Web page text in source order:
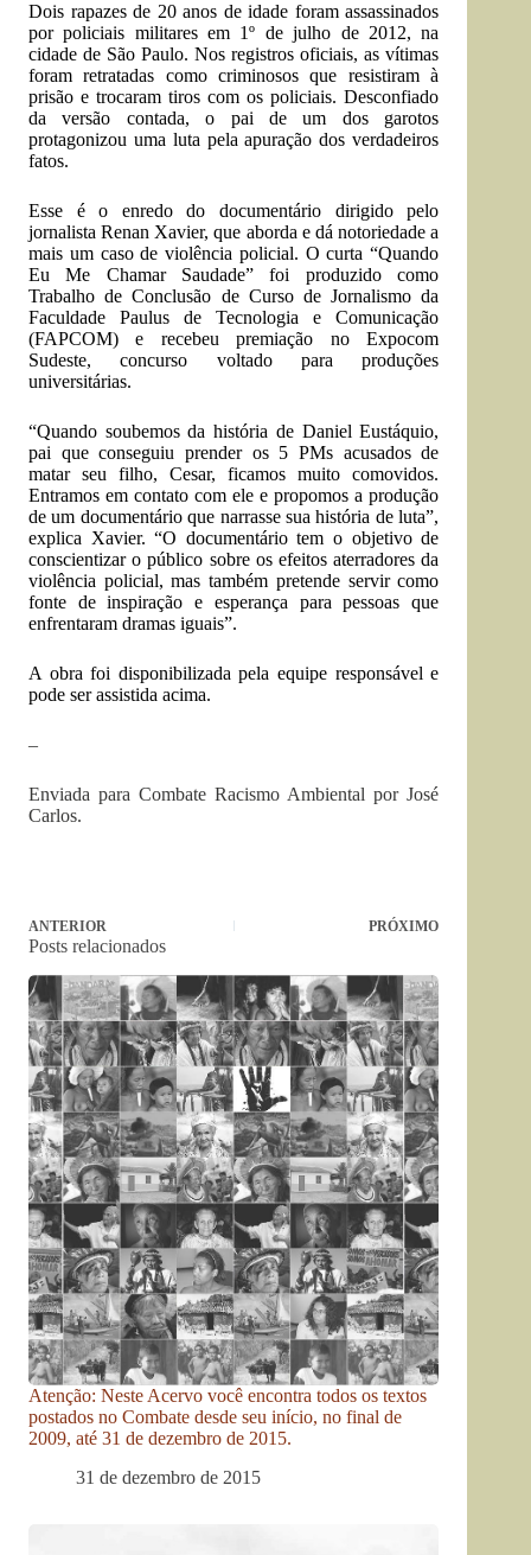
Dois rapazes de 20 anos de idade foram assassinados
por policiais militares em 1º de julho de 2012, na
cidade de São Paulo. Nos registros oficiais, as vítimas
foram retratadas como criminosos que resistiram à
prisão e trocaram tiros com os policiais. Desconfiado
da versão contada, o pai de um dos garotos
protagonizou uma luta pela apuração dos verdadeiros
fatos.
Esse é o enredo do documentário dirigido pelo
jornalista Renan Xavier, que aborda e dá notoriedade a
mais um caso de violência policial. O curta “Quando
Eu Me Chamar Saudade” foi produzido como
Trabalho de Conclusão de Curso de Jornalismo da
Faculdade Paulus de Tecnologia e Comunicação
(FAPCOM) e recebeu premiação no Expocom
Sudeste, concurso voltado para produções
universitárias.
“Quando soubemos da história de Daniel Eustáquio,
pai que conseguiu prender os 5 PMs acusados de
matar seu filho, Cesar, ficamos muito comovidos.
Entramos em contato com ele e propomos a produção
de um documentário que narrasse sua história de luta”,
explica Xavier. “O documentário tem o objetivo de
conscientizar o público sobre os efeitos aterradores da
violência policial, mas também pretende servir como
fonte de inspiração e esperança para pessoas que
enfrentaram dramas iguais”.
A obra foi disponibilizada pela equipe responsável e
pode ser assistida acima.
–
Enviada para Combate Racismo Ambiental por José
Carlos.
ANTERIOR PRÓXIMO
Posts relacionados
Atenção: Neste Acervo você encontra todos os textos
postados no Combate desde seu início, no final de
2009, até 31 de dezembro de 2015.
31 de dezembro de 2015